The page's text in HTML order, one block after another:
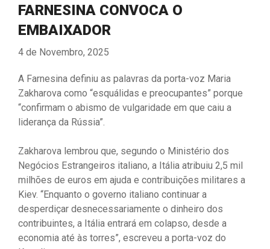
FARNESINA CONVOCA O
EMBAIXADOR
4 de Novembro, 2025
A Farnesina definiu as palavras da porta-voz Maria
Zakharova como “esquálidas e preocupantes” porque
“confirmam o abismo de vulgaridade em que caiu a
liderança da Rússia”.
Zakharova lembrou que, segundo o Ministério dos
Negócios Estrangeiros italiano, a Itália atribuiu 2,5 mil
milhões de euros em ajuda e contribuições militares a
Kiev. “Enquanto o governo italiano continuar a
desperdiçar desnecessariamente o dinheiro dos
contribuintes, a Itália entrará em colapso, desde a
economia até às torres”, escreveu a porta-voz do